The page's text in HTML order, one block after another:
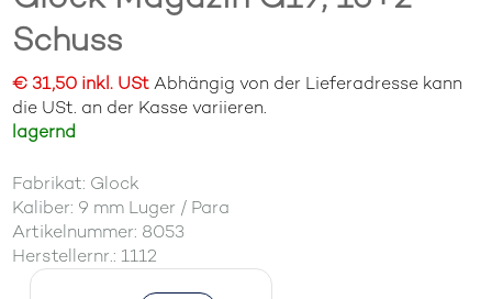
Schuss
€ 31,50 inkl. UStAbhängig von der Lieferadresse kann
die USt. an der Kasse variieren.
lagernd
Fabrikat: Glock
Kaliber: 9 mm Luger / Para
Artikelnummer: 8053
Herstellernr.: 1112